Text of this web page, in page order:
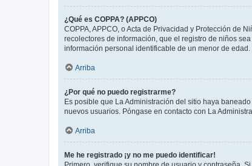
¿Qué es COPPA? (APPCO)
COPPA, APPCO, o Acta de Privacidad y Protección de
recolectores de información, que el registro de niños
información personal identificable de un menor de edad.
Arriba
¿Por qué no puedo registrarme?
Es posible que La Administración del sitio haya
nuevos usuarios. Póngase en contacto con La
Arriba
Me he registrado ¡y no me puedo identificar!